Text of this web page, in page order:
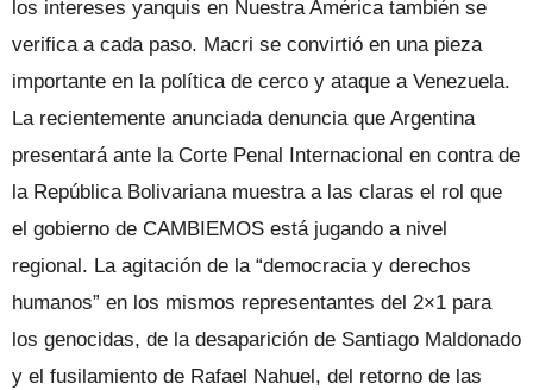
los intereses yanquis en Nuestra América también se
verifica a cada paso. Macri se convirtió en una pieza
importante en la política de cerco y ataque a Venezuela.
La recientemente anunciada denuncia que Argentina
presentará ante la Corte Penal Internacional en contra de
la República Bolivariana muestra a las claras el rol que
el gobierno de CAMBIEMOS está jugando a nivel
regional. La agitación de la “democracia y derechos
humanos” en los mismos representantes del 2×1 para
los genocidas, de la desaparición de Santiago Maldonado
y el fusilamiento de Rafael Nahuel, del retorno de las